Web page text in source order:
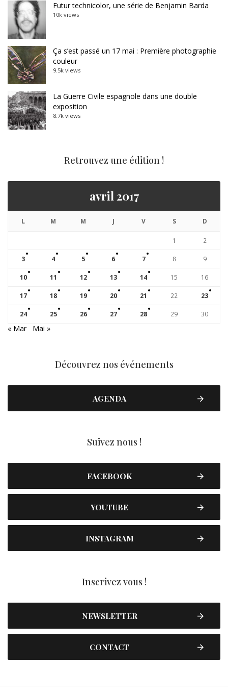
Futur technicolor, une série de Benjamin Barda
10k views
Ça s’est passé un 17 mai : Première photographie
couleur
9.5k views
La Guerre Civile espagnole dans une double
exposition
8.7k views
Retrouvez une édition !
avril 2017
L M M J V S D
1 2
3 4 5 6 7 8 9
10 11 12 13 14 15 16
17 18 19 20 21 22 23
24 25 26 27 28 29 30
« Mar Mai »
Découvrez nos événements
AGENDA
Suivez nous !
FACEBOOK
YOUTUBE
INSTAGRAM
Inscrivez vous !
NEWSLETTER
CONTACT